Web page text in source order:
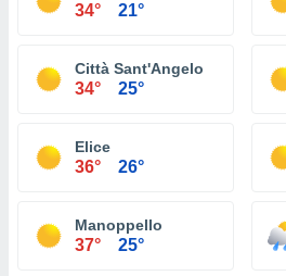
34° 21°
Città Sant'Angelo
34° 25°
Elice
36° 26°
Manoppello
37° 25°